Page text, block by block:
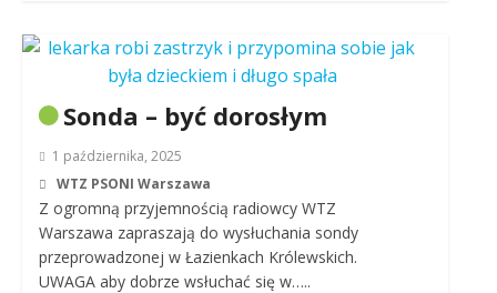
Sonda – być dorosłym
1 października, 2025
WTZ PSONI Warszawa
Z ogromną przyjemnością radiowcy WTZ
Warszawa zapraszają do wysłuchania sondy
przeprowadzonej w Łazienkach Królewskich.
UWAGA aby dobrze wsłuchać się w…..